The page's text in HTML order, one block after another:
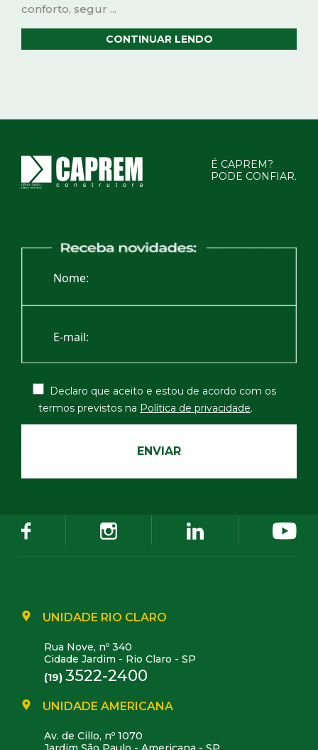
conforto, segur ...
CONTINUAR LENDO
É CAPREM?
PODE CONFIAR.
Declaro que aceito e estou de acordo com os
termos previstos na Política de privacidade.
UNIDADE RIO CLARO
Rua Nove, nº 340
Cidade Jardim - Rio Claro - SP
(19) 3522-2400
UNIDADE AMERICANA
Av. de Cillo, nº 1070